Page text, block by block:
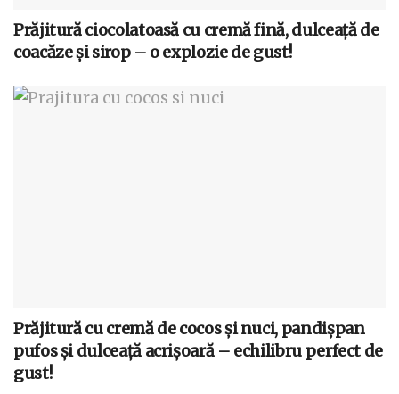
Prăjitură ciocolatoasă cu cremă fină, dulceață de
coacăze și sirop – o explozie de gust!
Prăjitură cu cremă de cocos și nuci, pandișpan
pufos și dulceață acrișoară – echilibru perfect de
gust!